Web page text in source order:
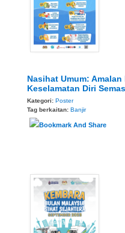
Nasihat Umum:
Keselamatan Diri
Kategori: Poster
Tag berkaitan: Banjir